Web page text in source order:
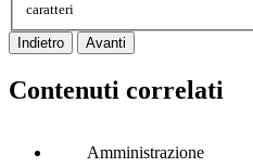
caratteri
Indietro Avanti
Contenuti correlati
Amministrazione